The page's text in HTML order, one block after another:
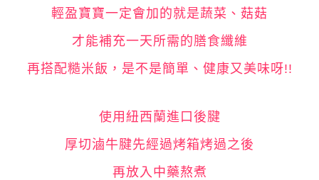
輕盈寶寶一定會加的就是蔬菜、菇菇
才能補充一天所需的膳食纖維
再搭配糙米飯，是不是簡單、健康又美味呀!!
使用紐西蘭進口後腱
厚切滷牛腱先經過烤箱烤過之後
再放入中藥熬煮